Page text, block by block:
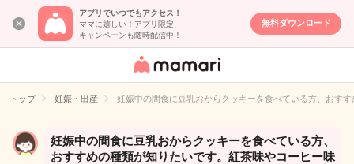
アプリでいつでもアクセス！
ママに嬉しい！アプリ限定
キャンペーンも随時配信中！
無料ダウンロード
女性専用匿名QA
イト
トップ 妊娠・出産 妊娠中の間食に豆乳おからクッキーを食べている方、おす
妊娠中の間食に豆乳おからクッキーを食べている方、
おすすめの種類が知りたいです。紅茶味やコーヒー味